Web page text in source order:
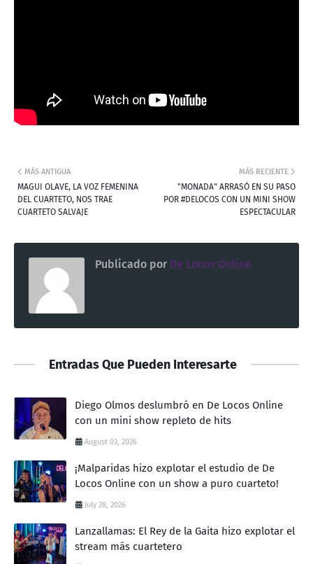
MÁS RECIENTE
"MONADA" ARRASÓ EN SU PASO
POR #DELOCOS CON UN MINI SHOW
ESPECTACULAR
MÁS ANTIGUA
MAGUI OLAVE, LA VOZ FEMENINA
DEL CUARTETO, NOS TRAE
CUARTETO SALVAJE
Publicado por De Locos Online
Entradas Que Pueden Interesarte
Diego Olmos deslumbró en De Locos Online
con un mini show repleto de hits
August 03, 2026
¡Malparidas hizo explotar el estudio de De
Locos Online con un show a puro cuarteto!
July 28, 2026
Lanzallamas: El Rey de la Gaita hizo explotar el
stream más cuartetero